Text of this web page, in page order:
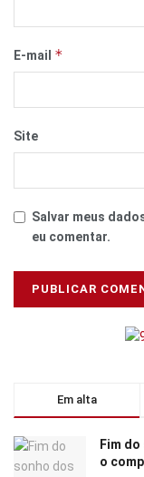
E-mail *
Site
Salvar meus
eu comentar.
Em alta
Fim
o